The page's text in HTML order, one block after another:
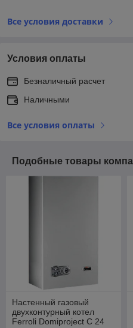
Все условия доставки
Условия оплаты
Безналичный расчет
Наличными
Все условия оплаты
Подобные товары
Настенный газовый
двухконтурный котел
Ferroli Domiproject С 24